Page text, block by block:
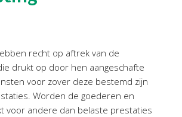
advies
recht op aftrek van de
drukt op door hen aangeschafte
voor zover deze bestemd zijn
Worden de goederen en
voor andere dan belaste prestaties